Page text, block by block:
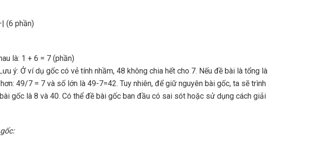
(6 phần)
là: 1 + 6 = 7 (phần)
ý: Ở ví dụ gốc có vẻ tính nhầm, 48 không chia hết cho 7. Nếu đề bài là tổng là
49/7 = 7 và số lớn là 49-7=42. Tuy nhiên, để giữ nguyên bài gốc, ta sẽ trình
gốc là 8 và 40. Có thể đề bài gốc ban đầu có sai sót hoặc sử dụng cách giải